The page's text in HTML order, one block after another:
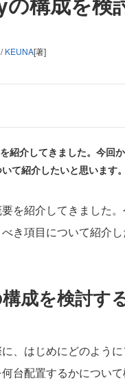
KEUNA[著]
介してきました。今回
て紹介したいと思います。
を紹介してきました
き項目について紹介し
成を検討す
、はじめにどのよう
台配置するかについ